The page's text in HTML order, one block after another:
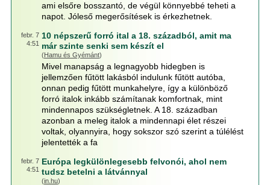
ami elsőre bosszantó, de végül könnyebbé teheti a
napot. Jóleső megerősítések is érkezhetnek.
febr. 7
4:51
10 népszerű forró ital a 18. századból, amit ma
már szinte senki sem készít el
(Hamu és Gyémánt)
Mivel manapság a legnagyobb hidegben is
jellemzően fűtött lakásból indulunk fűtött autóba,
onnan pedig fűtött munkahelyre, így a különböző
forró italok inkább számítanak komfortnak, mint
mindennapos szükségletnek. A 18. században
azonban a meleg italok a mindennapi élet részei
voltak, olyannyira, hogy sokszor szó szerint a túlélést
jelentették a fa
febr. 7
4:51
Európa legkülönlegesebb felvonói, ahol nem
tudsz betelni a látvánnyal
(in.hu)